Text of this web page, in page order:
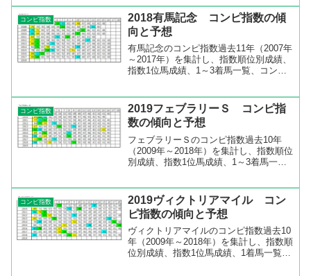
数順位別成績を見ると、指数7位までが
差のないレー...
コンピ指数
2018有馬記念 コンピ指数の傾
向と予想
有馬記念のコンピ指数過去11年（2007年
～2017年）を集計し、指数順位別成績、
指数1位馬成績、1～3着馬一覧、コンピ
過去11年のコンピ指数順位別成績を見る
と、指数...
コンピ指数
2019フェブラリーＳ コンピ指
数の傾向と予想
フェブラリーＳのコンピ指数過去10年
（2009年～2018年）を集計し、指数順位
別成績、指数1位馬成績、1～3着馬一
リーＳの過去10年のコンピ指数順位別成
績を見ると、指...
コンピ指数
2019ヴィクトリアマイル コン
ピ指数の傾向と予想
ヴィクトリアマイルのコンピ指数過去10
年（2009年～2018年）を集計し、指数順
位別成績、指数1位馬成績、1着馬一覧、